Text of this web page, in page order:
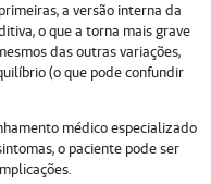
a versão interna da
o que a torna mais grave
das outras variações,
(o que pode confundir
médico especializado
o paciente pode ser